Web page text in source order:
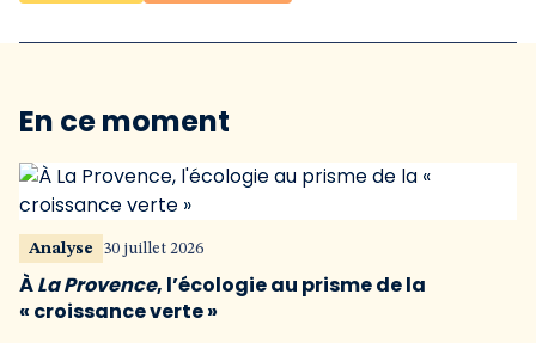
En ce moment
Analyse 30 juillet 2026
ÀLa Provence, l’écologie au prisme de la
« croissance verte »